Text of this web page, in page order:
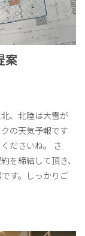
案
、北陸は大雪が
の天気予報です
ださいね。 さ
を締結して頂き、
す。しっかりご